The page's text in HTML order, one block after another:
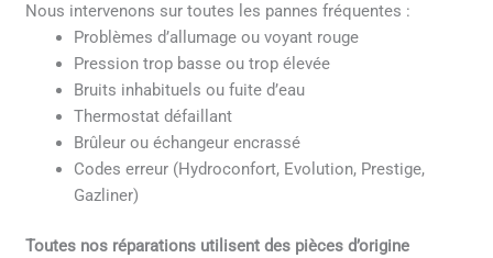
Nous intervenons sur toutes les pannes fréquentes :
Problèmes d’allumage ou voyant rouge
Pression trop basse ou trop élevée
Bruits inhabituels ou fuite d’eau
Thermostat défaillant
Brûleur ou échangeur encrassé
Codes erreur (Hydroconfort, Evolution, Prestige,
Gazliner)
Toutes nos réparations utilisent des pièces d’origine